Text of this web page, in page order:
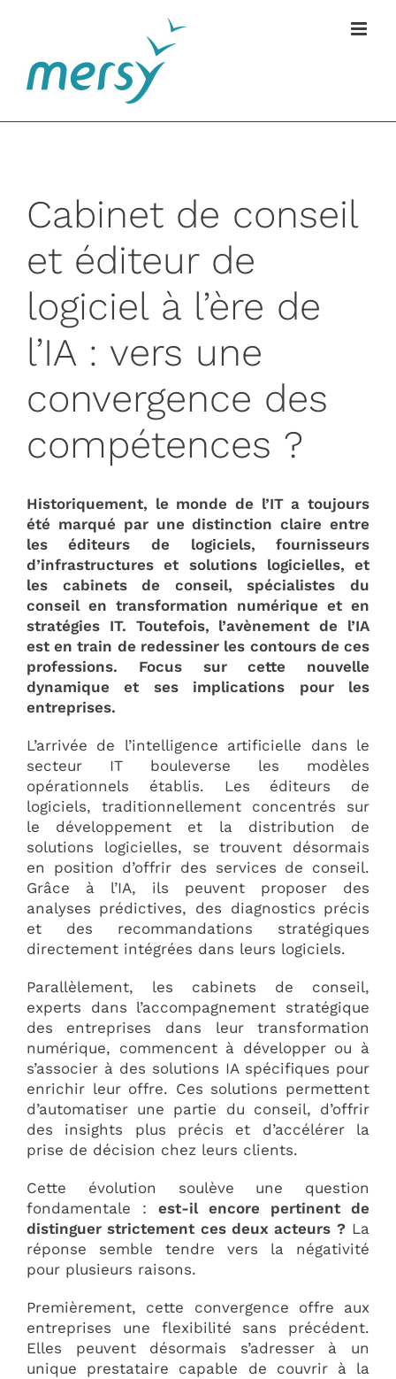
Cabinet de conseil
et éditeur de
logiciel à l’ère de
l’IA : vers une
convergence des
compétences ?
Historiquement, le monde de l’IT a toujours
été marqué par une distinction claire entre
les éditeurs de logiciels, fournisseurs
d’infrastructures et solutions logicielles, et
les cabinets de conseil, spécialistes du
conseil en transformation numérique et en
stratégies IT. Toutefois, l’avènement de l’IA
est en train de redessiner les contours de ces
professions. Focus sur cette nouvelle
dynamique et ses implications pour les
entreprises.
L’arrivée de l’intelligence artificielle dans le
secteur IT bouleverse les modèles
opérationnels établis. Les éditeurs de
logiciels, traditionnellement concentrés sur
le développement et la distribution de
solutions logicielles, se trouvent désormais
en position d’offrir des services de conseil.
Grâce à l’IA, ils peuvent proposer des
analyses prédictives, des diagnostics précis
et des recommandations stratégiques
directement intégrées dans leurs logiciels.
Parallèlement, les cabinets de conseil,
experts dans l’accompagnement stratégique
des entreprises dans leur transformation
numérique, commencent à développer ou à
s’associer à des solutions IA spécifiques pour
enrichir leur offre. Ces solutions permettent
d’automatiser une partie du conseil, d’offrir
des insights plus précis et d’accélérer la
prise de décision chez leurs clients.
Cette évolution soulève une question
fondamentale : est-il encore pertinent de
distinguer strictement ces deux acteurs ? La
réponse semble tendre vers la négativité
pour plusieurs raisons.
Premièrement, cette convergence offre aux
entreprises une flexibilité sans précédent.
Elles peuvent désormais s’adresser à un
unique prestataire capable de couvrir à la